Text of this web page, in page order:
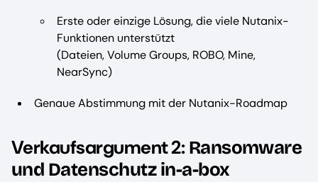
Erste oder einzige Lösung, die viele Nutanix-
Funktionen unterstützt
(Dateien, Volume Groups, ROBO, Mine,
NearSync)
Genaue Abstimmung mit der Nutanix-Roadmap
Verkaufsargument 2:Ransomware
und Datenschutz in-a-box